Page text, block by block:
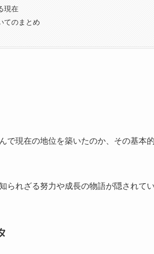
現在
てのまとめ
で現在の地位を築いたのか、その基本
られざる努力や成長の物語が隠されてい